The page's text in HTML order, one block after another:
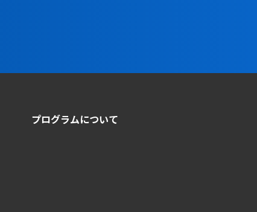
プログラムについて